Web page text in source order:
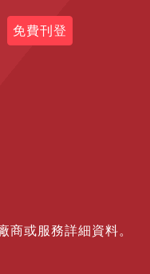
免費刊登
或服務詳細資料。